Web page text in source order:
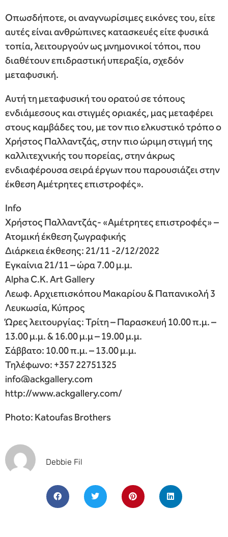
Οπωσδήποτε, οι αναγνωρίσιμες εικόνες του, είτε
αυτές είναι ανθρώπινες κατασκευές είτε φυσικά
τοπία, λειτουργούν ως μνημονικοί τόποι, που
διαθέτουν επιδραστική υπεραξία, σχεδόν
μεταφυσική.
Αυτή τη μεταφυσική του ορατού σε τόπους
ενδιάμεσους και στιγμές οριακές, μας μεταφέρει
στους καμβάδες του, με τον πιο ελκυστικό τρόπο ο
Χρήστος Παλλαντζάς, στην πιο ώριμη στιγμή της
καλλιτεχνικής του πορείας, στην άκρως
ενδιαφέρουσα σειρά έργων που παρουσιάζει στην
έκθεση Αμέτρητες επιστροφές».
Info
Χρήστος Παλλαντζάς- «Αμέτρητες επιστροφές» –
Ατομική έκθεση ζωγραφικής
Διάρκεια έκθεσης: 21/11 -2/12/2022
Εγκαίνια 21/11 – ώρα 7.00 μ.μ.
Alpha C.K. Art Gallery
Λεωφ. Αρχιεπισκόπου Μακαρίου & Παπανικολή 3
Λευκωσία, Κύπρος
Ώρες λειτουργίας: Τρίτη – Παρασκευή 10.00 π.μ. –
13.00 μ.μ. & 16.00 μ.μ – 19.00 μ.μ.
Σάββατο: 10.00 π.μ. – 13.00 μ.μ.
Τηλέφωνο: +357 22751325
info@ackgallery.com
http://www.ackgallery.com/
Photo: Katoufas Brothers
Debbie Fil